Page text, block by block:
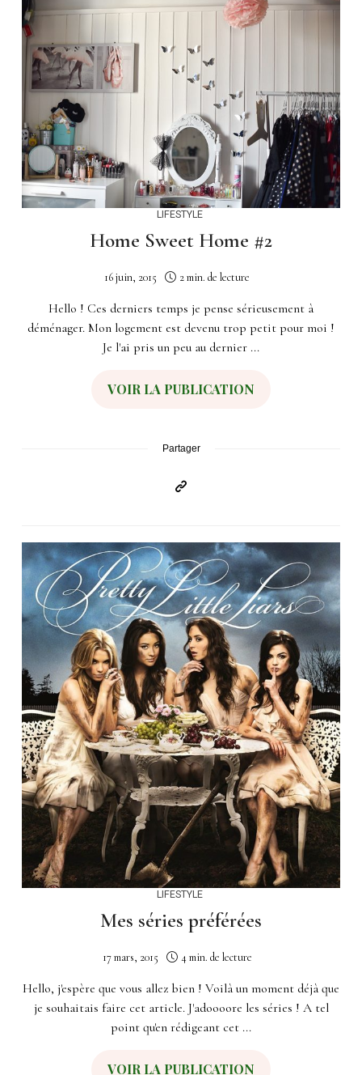
LIFESTYLE
Home Sweet Home #2
16 juin, 2015 2 min. de lecture
Hello ! Ces derniers temps je pense sérieusement à
déménager. Mon logement est devenu trop petit pour moi !
Je l'ai pris un peu au dernier ...
VOIR LA PUBLICATION
Partager
LIFESTYLE
Mes séries préférées
17 mars, 2015 4 min. de lecture
Hello, j'espère que vous allez bien ! Voilà un moment déjà que
je souhaitais faire cet article. J'adoooore les séries ! A tel
point qu'en rédigeant cet ...
VOIR LA PUBLICATION